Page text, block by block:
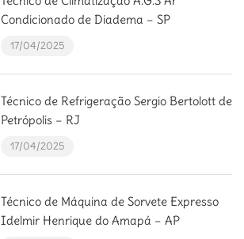
Condicionado de Diadema – SP
17/04/2025
Técnico de Refrigeração Sergio Bertolott de
Petrópolis – RJ
17/04/2025
Técnico de Máquina de Sorvete Expresso
Idelmir Henrique do Amapá – AP